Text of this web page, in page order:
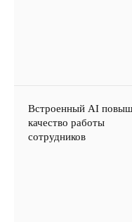
Встроенный AI
качество работы
сотрудников